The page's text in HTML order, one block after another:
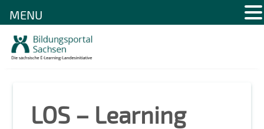
LOS – Learning
MENU